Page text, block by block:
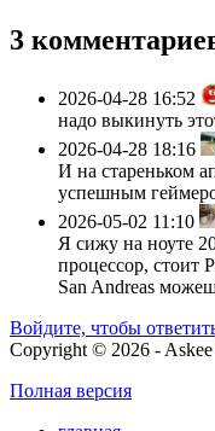
3
2026-04-28 16:52
надо выкинуть
2026-04-28 18:16
И на стареньком
успешным
2026-05-02 11:10
Я сижу на ноуте
процессор, стоит
San Andreas
Войдите, чтобы
Copyright © 2026 -
Полная версия